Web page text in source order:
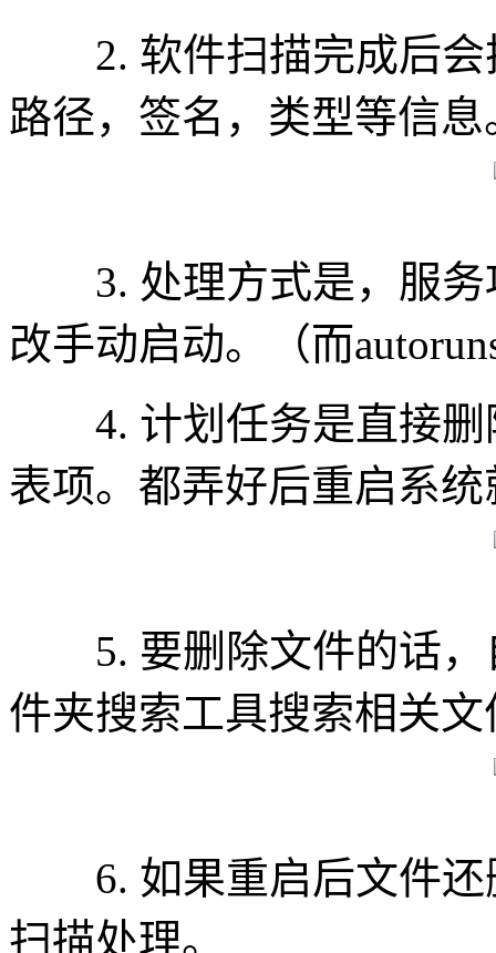
2. 软件扫描完成后会
路径，签名，类型等信息
3. 处理方式是，服务
改手动启动。（而
4. 计划任务是直接删
表项。都弄好后重启系
5. 要删除文件的话，
件夹搜索工具搜索相关
6. 如果重启后文件还
扫描处理。